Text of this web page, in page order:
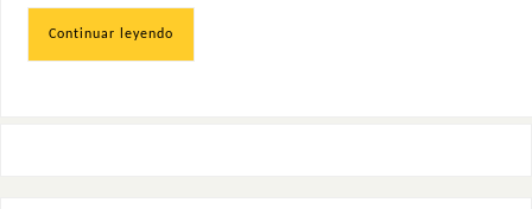
Continuar leyendo